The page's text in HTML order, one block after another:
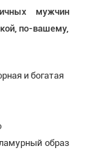
мужчин
по-вашему,
и богатая
образ